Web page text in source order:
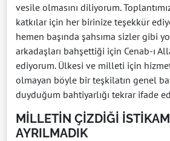
vesile olmasını diliyorum.
katkılar için her birinize teşekkür
hemen başında şahsıma sizler gibi
arkadaşları bahşettiği için Cenab-ı
ediyorum. Ülkesi ve milleti için
olmayan böyle bir teşkilatın genel
duyduğum bahtiyarlığı tekrar ifade
MİLLETİN ÇİZDİĞİ
AYRILMADIK